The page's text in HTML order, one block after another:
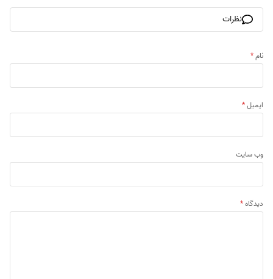
نظرات
نام*
ایمیل*
وب‌ سایت
دیدگاه*